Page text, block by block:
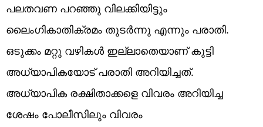
പലതവണ പറഞ്ഞു വിലക്കിയിട്ടും
ലൈംഗികാതിക്രമം തുടർന്നു എന്നും പരാതി.
ഒടുക്കം മറ്റു വഴികൾ ഇല്ലാതെയാണ് കുട്ടി
അധ്യാപികയോട് പരാതി അറിയിച്ചത്.
അധ്യാപിക രക്ഷിതാക്കളെ വിവരം അറിയിച്ച
ശേഷം പോലീസിലും വിവരം